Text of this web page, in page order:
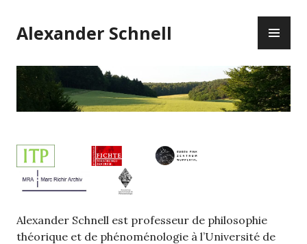
to
content
Alexander Schnell
Alexander Schnell est professeur de philosophie
théorique et de phénoménologie à l’Université de